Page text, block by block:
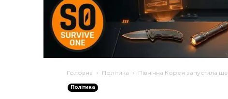
Головна Політика Північна Корея запустила
Політика